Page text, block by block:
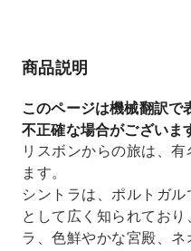
を目指しましょう。
見しよう。
かつてヨーロッパの
の町、カスカイス
商品説明
このページは機械翻訳
不正確な場合がございま
リスボンからの旅は、
ます。
シントラは、ポルトガ
として広く知られてお
ラ、色鮮やかな宮殿、